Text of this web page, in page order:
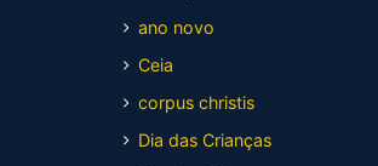
ano novo
Ceia
corpus christis
Dia das Crianças